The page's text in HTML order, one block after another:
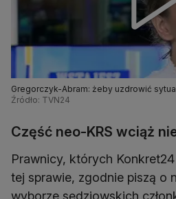
Gregorczyk-Abram: żeby uzdrowić
na nowo sędziowską część KRS
Źródło: TVN24
Część neo-KRS wciąż
Prawnicy, których
tej sprawie, zgodnie piszą o
wyborze sędziowskich